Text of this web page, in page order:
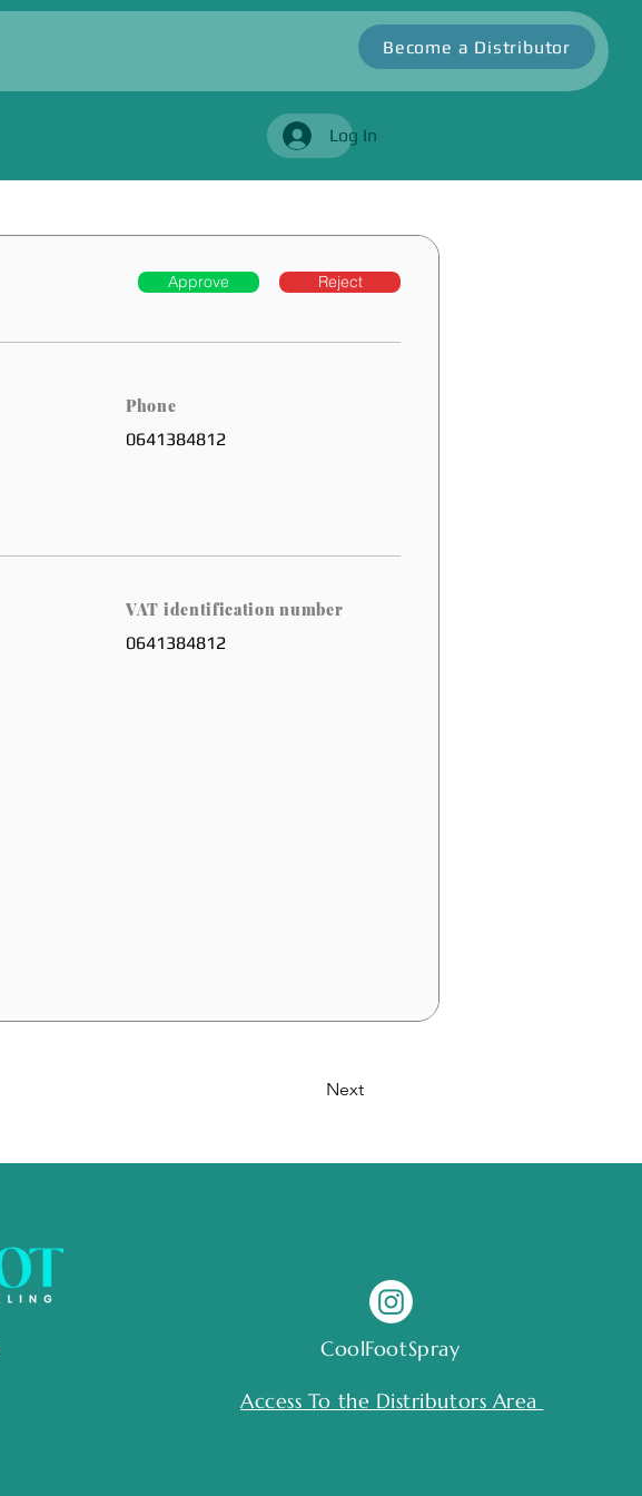
Become a Distributor
Log In
Approve Reject
Phone
0641384812
VAT identification number
0641384812
Next
CoolFootSpray
Access To the Distributors Area